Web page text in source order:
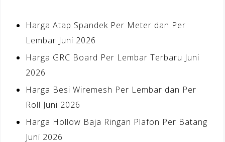
Harga Atap Spandek Per Meter dan Per
Lembar Juni 2026
Harga GRC Board Per Lembar Terbaru Juni
2026
Harga Besi Wiremesh Per Lembar dan Per
Roll Juni 2026
Harga Hollow Baja Ringan Plafon Per Batang
Juni 2026